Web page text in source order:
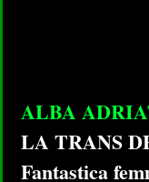
ALBA
LA TRANS
Fantastica